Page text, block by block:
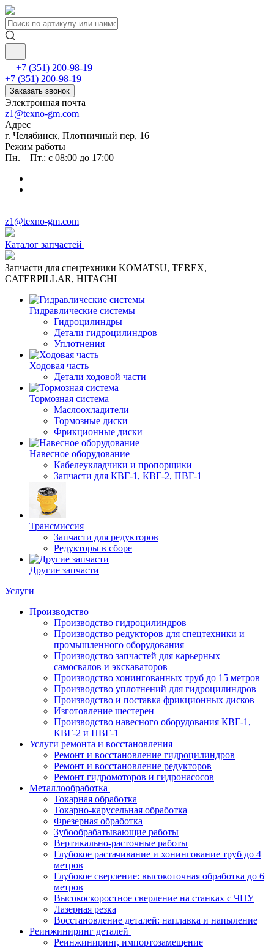
+7 (351) 200-98-19
+7 (351) 200-98-19
Заказать звонок
Электронная почта
z1@texno-gm.com
Адрес
г. Челябинск, Плотничный пер, 16
Режим работы
Пн. – Пт.: с 08:00 до 17:00
z1@texno-gm.com
Каталог запчастей
Запчасти для спецтехники KOMATSU, TEREX,
CATERPILLAR, HITACHI
Гидравлические системы
Гидроцилиндры
Детали гидроцилиндров
Уплотнения
Ходовая часть
Детали ходовой части
Тормозная система
Маслоохладители
Тормозные диски
Фрикционные диски
Навесное оборудование
Кабелеукладчики и пропорщики
Запчасти для КВГ-1, КВГ-2, ПВГ-1
Трансмиссия
Запчасти для редукторов
Редукторы в сборе
Другие запчасти
Услуги
Производство
Производство гидроцилиндров
Производство редукторов для спецтехники и
промышленного оборудования
Производство запчастей для карьерных
самосвалов и экскаваторов
Производство хонингованных труб до 15 метров
Производство уплотнений для гидроцилиндров
Производство и поставка фрикционных дисков
Изготовление шестерен
Производство навесного оборудования КВГ-1,
КВГ-2 и ПВГ-1
Услуги ремонта и восстановления
Ремонт и восстановление гидроцилиндров
Ремонт и восстановление редукторов
Ремонт гидромоторов и гидронасосов
Металлообработка
Токарная обработка
Токарно-карусельная обработка
Фрезерная обработка
Зубообрабатывающие работы
Вертикально-расточные работы
Глубокое растачивание и хонингование труб до 4
метров
Глубокое сверление: высокоточная обработка до 6
метров
Высокоскоростное сверление на станках с ЧПУ
Лазерная резка
Восстановление деталей: наплавка и напыление
Реинжиниринг деталей
Реинжиниринг, импортозамещение